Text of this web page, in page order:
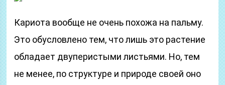
Кариота вообще не очень похожа на пальму.
Это обусловлено тем, что лишь это растение
обладает двуперистыми листьями. Но, тем
не менее, по структуре и природе своей оно